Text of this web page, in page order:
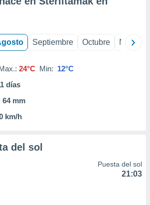
Septiembre Octubre
24°C Min: 12°C
días
64 mm
km/h
del sol
Puesta del sol
21:03